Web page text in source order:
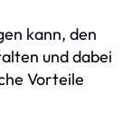
kann, den
und dabei
Vorteile